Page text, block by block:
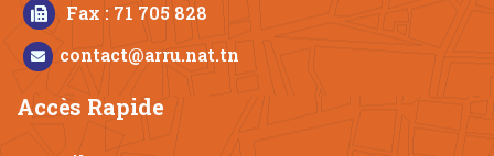
Fax : 71 705 828
contact@arru.nat.tn
Accès Rapide